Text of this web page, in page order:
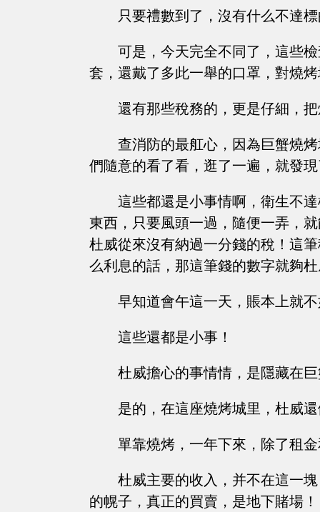
只要禮數到了，沒有什么不達
可是，今天完全不同了，這些
套，還戴了多此一舉的口罩，對燒
還有那些稅務的，更是仔細，
查消防的最舡心，因為巨蟹燒
們隨意的看了看，逛了一遍，就發
這些都還是小事情啊，衛生不
東西，只要風頭一過，隨便一弄，
杜威從來沒有納過一分錢的稅！這
么利息的話，那這筆錢的數字就夠
早知道會午這一天，賬本上就
這些還都是小事！
杜威擔心的事情情，是隱藏在
是的，在這座燒烤城里，杜威
單靠燒烤，一年下來，除了租
杜威主要的收入，并不在這一
的幌子，真正的買賣，是地下賭場！